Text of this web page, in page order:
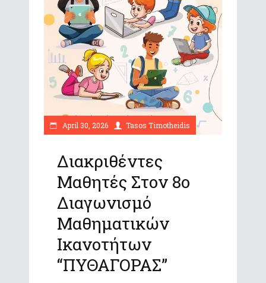
April 30, 2026 Tasos Timotheidis
Διακριθέντες
Μαθητές Στον 8ο
Διαγωνισμό
Μαθηματικών
Ικανοτήτων
“ΠΥΘΑΓΟΡΑΣ”